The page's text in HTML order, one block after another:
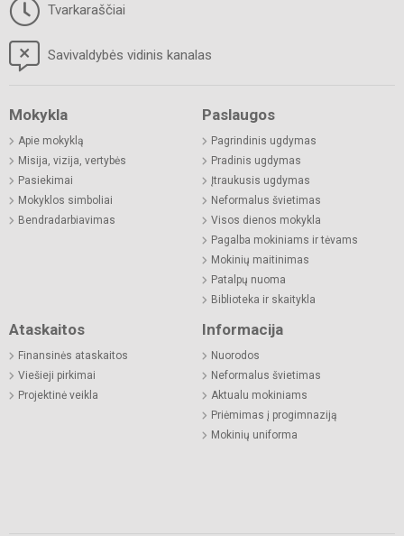
Tvarkaraščiai
Savivaldybės vidinis kanalas
Mokykla
Apie mokyklą
Misija, vizija, vertybės
Pasiekimai
Mokyklos simboliai
Bendradarbiavimas
Paslaugos
Pagrindinis ugdymas
Pradinis ugdymas
Įtraukusis ugdymas
Neformalus švietimas
Visos dienos mokykla
Pagalba mokiniams ir tėvams
Mokinių maitinimas
Patalpų nuoma
Biblioteka ir skaitykla
Ataskaitos
Finansinės ataskaitos
Viešieji pirkimai
Projektinė veikla
Informacija
Nuorodos
Neformalus švietimas
Aktualu mokiniams
Priėmimas į progimnaziją
Mokinių uniforma